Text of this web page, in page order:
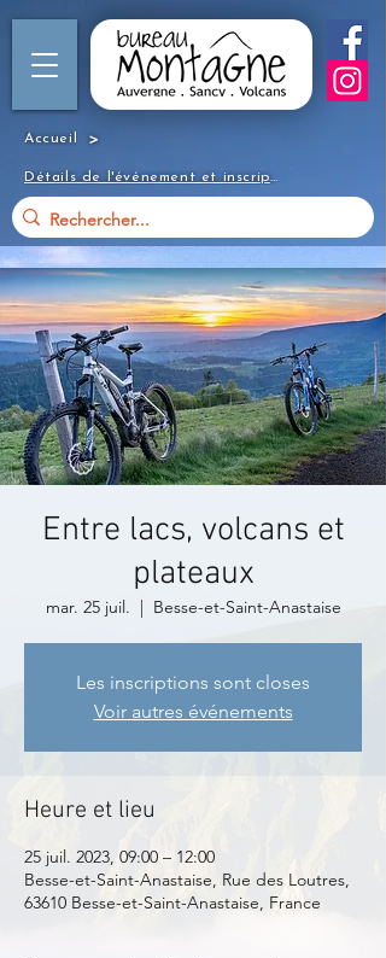
Accueil >
Détails de l'événement et inscription
Entre lacs, volcans et
plateaux
mar. 25 juil.
  |
Besse-et-Saint-Anastaise
Les inscriptions sont closes
Voir autres événements
Heure et lieu
25 juil. 2023, 09:00 – 12:00
Besse-et-Saint-Anastaise, Rue des Loutres,
63610 Besse-et-Saint-Anastaise, France